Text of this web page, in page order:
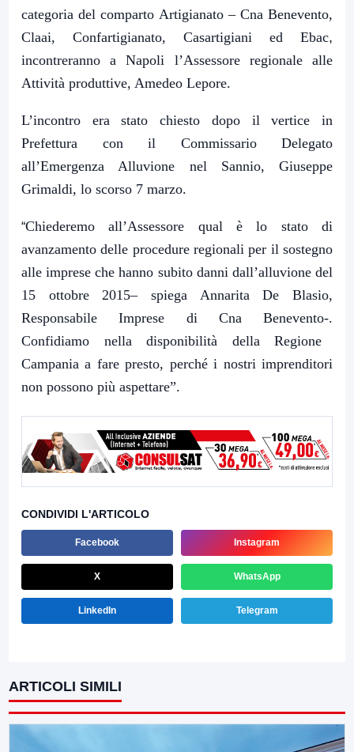
categoria del comparto Artigianato – Cna Benevento,
Claai, Confartigianato, Casartigiani ed Ebac,
incontreranno a Napoli l’Assessore regionale alle
Attività produttive, Amedeo Lepore.
L’incontro era stato chiesto dopo il vertice in
Prefettura con il Commissario Delegato
all’Emergenza Alluvione nel Sannio, Giuseppe
Grimaldi, lo scorso 7 marzo.
“Chiederemo all’Assessore qual è lo stato di
avanzamento delle procedure regionali per il sostegno
alle imprese che hanno subito danni dall’alluvione del
15 ottobre 2015– spiega Annarita De Blasio,
Responsabile Imprese di Cna Benevento-.
Confidiamo nella disponibilità della Regione
Campania a fare presto, perché i nostri imprenditori
non possono più aspettare”.
CONDIVIDI L'ARTICOLO
Facebook Instagram
X WhatsApp
LinkedIn Telegram
ARTICOLI SIMILI